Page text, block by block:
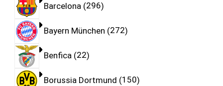
Barcelona 296
Bayern München 272
Benfica 22
Borussia Dortmund 150